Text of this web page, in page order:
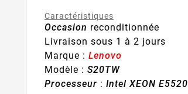
Caractéristiques
Occasion reconditionnée
Livraison sous 1 à 2 jours
Marque : Lenovo
Modèle : S20TW
Processeur : Intel XEON E5520